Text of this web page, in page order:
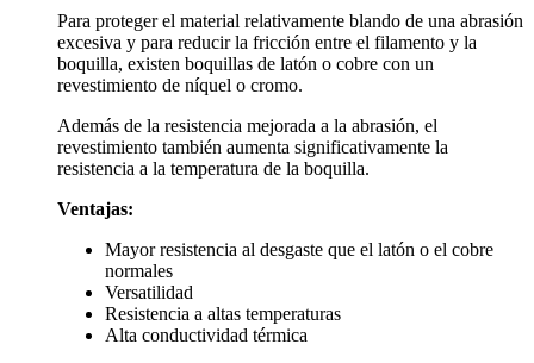
Para proteger el material relativamente blando de una abrasión
excesiva y para reducir la fricción entre el filamento y la
boquilla, existen boquillas de latón o cobre con un
revestimiento de níquel o cromo.
Además de la resistencia mejorada a la abrasión, el
revestimiento también aumenta significativamente la
resistencia a la temperatura de la boquilla.
Ventajas:
Mayor resistencia al desgaste que el latón o el cobre
normales
Versatilidad
Resistencia a altas temperaturas
Alta conductividad térmica